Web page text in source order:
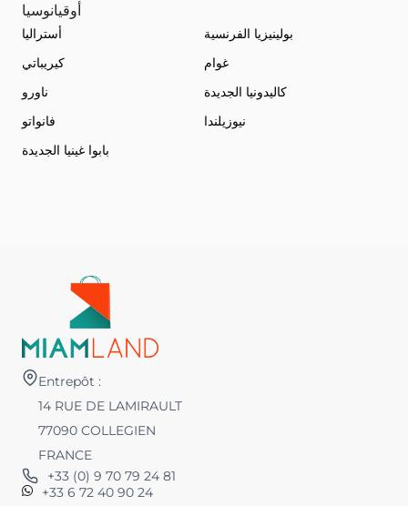
أوقيانوسيا
أستراليا
بولينيزيا الفرنسية
كيريباتي
غوام
ناورو
كاليدونيا الجديدة
فانواتو
نيوزيلندا
بابوا غينيا الجديدة
Entrepôt :
14 RUE DE LAMIRAULT
77090 COLLEGIEN
FRANCE
+33 (0) 9 70 79 24 81
+33 6 72 40 90 24